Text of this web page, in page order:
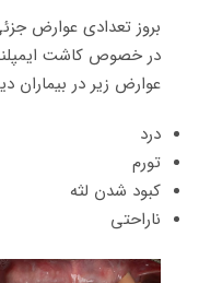
بروز تعدادی عوارض
در خصوص کاشت
عوارض زیر در بیماران
درد
تورم
کبود شدن لثه
ناراحتی